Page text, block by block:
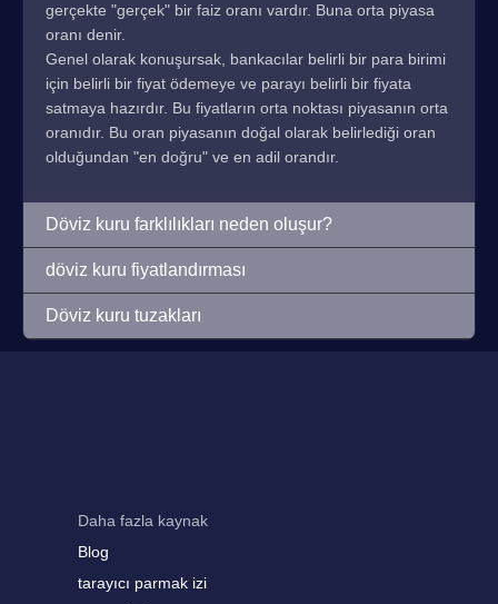
gerçekte "gerçek" bir faiz oranı vardır. Buna orta piyasa
oranı denir.
Genel olarak konuşursak, bankacılar belirli bir para birimi
için belirli bir fiyat ödemeye ve parayı belirli bir fiyata
satmaya hazırdır. Bu fiyatların orta noktası piyasanın orta
oranıdır. Bu oran piyasanın doğal olarak belirlediği oran
olduğundan "en doğru" ve en adil orandır.
Döviz kuru farklılıkları neden oluşur?
döviz kuru fiyatlandırması
Döviz kuru tuzakları
Daha fazla kaynak
Blog
tarayıcı parmak izi